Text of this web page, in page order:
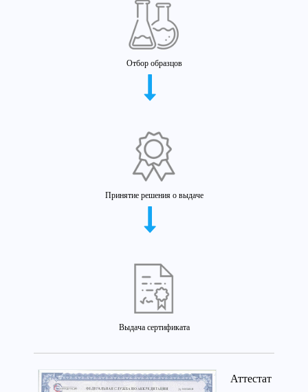
Отбор образцов
Принятие решения о выдаче
Выдача сертификата
Аттестат